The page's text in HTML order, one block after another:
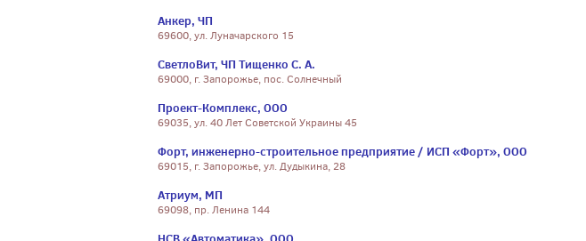
Анкер, ЧП
69600, ул. Луначарского 15
СветлоВит, ЧП Тищенко С. А.
69000, г. Запорожье, пос. Солнечный
Проект-Комплекс, ООО
69035, ул. 40 Лет Советской Украины 45
Форт, инженерно-строительное предприятие / ИСП «Форт», ООО
69015, г. Запорожье, ул. Дудыкина, 28
Атриум, МП
69098, пр. Ленина 144